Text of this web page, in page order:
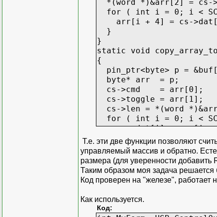
*(word *)&arr[2] = cs-
for ( int i = 0; i <
arr[i + 4] = cs-
}
}
static void
{
pin_ptr<byte> p =
byte* arr = p;
cs->cmd = arr[0];
cs->toggle = arr[1];
cs->len = *(word
for ( int i = 0; i <
cs->dat[i] = arr[i +
}
}
Т.е. эти две функции позволяют
управляемый массив и обратно.
размера (для уверенности добавить
Таким образом моя задача решается
Код проверен на "железе", работает
Как используется.
Код: